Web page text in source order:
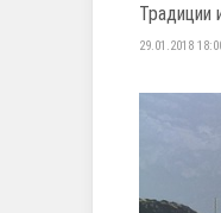
Традиции
29.01.2018